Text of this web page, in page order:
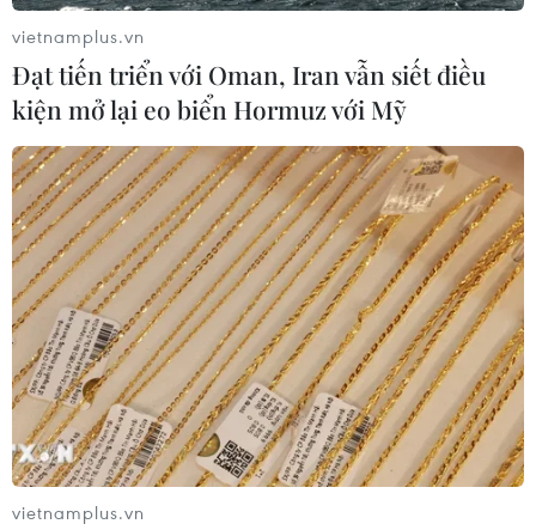
vietnamplus.vn
Đạt tiến triển với Oman, Iran vẫn siết điều
kiện mở lại eo biển Hormuz với Mỹ
vietnamplus.vn